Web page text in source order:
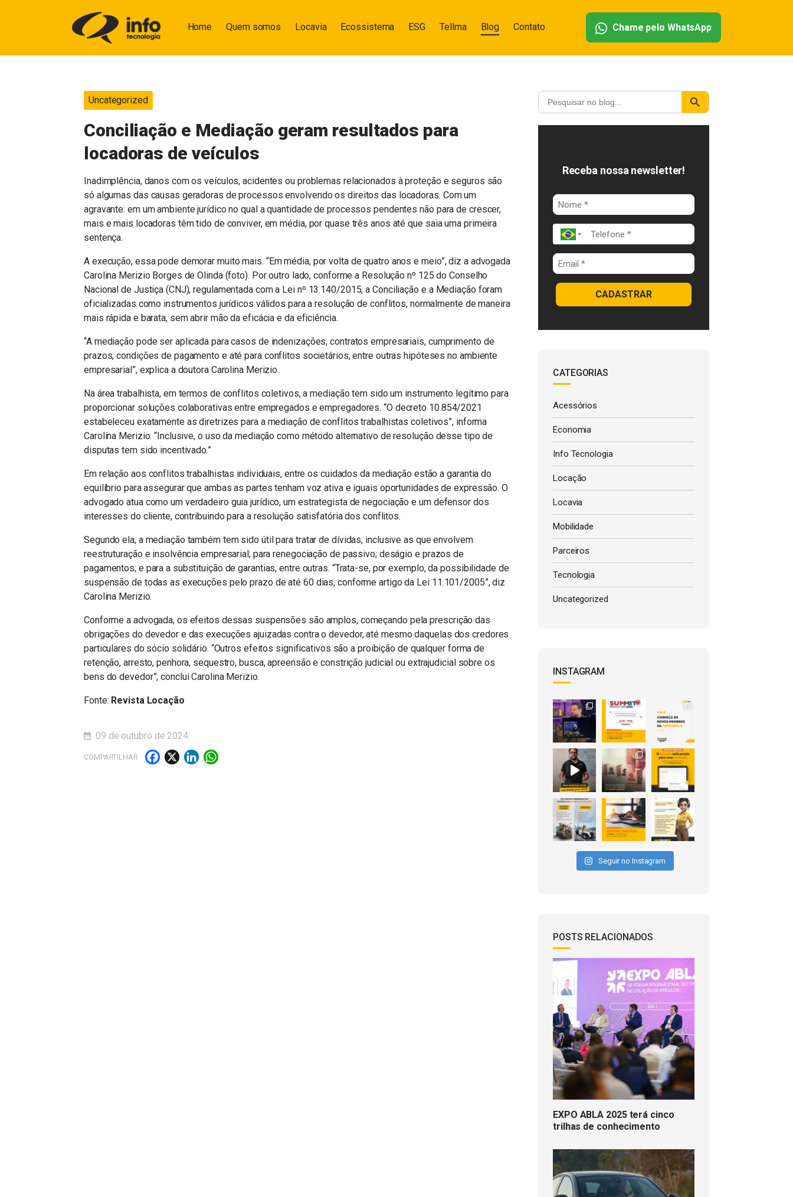
Home Quem somos Locavia Ecossistema ESG Tellma Blog Contato Chame pelo WhatsApp
Uncategorized
Conciliação e Mediação geram resultados para
locadoras de veículos
Inadimplência, danos com os veículos, acidentes ou problemas relacionados à proteção e seguros são
só algumas das causas geradoras de processos envolvendo os direitos das locadoras. Com um
agravante: em um ambiente jurídico no qual a quantidade de processos pendentes não para de crescer,
mais e mais locadoras têm tido de conviver, em média, por quase três anos até que saia uma primeira
sentença.
A execução, essa pode demorar muito mais. “Em média, por volta de quatro anos e meio”, diz a advogada
Carolina Merizio Borges de Olinda (foto). Por outro lado, conforme a Resolução nº 125 do Conselho
Nacional de Justiça (CNJ), regulamentada com a Lei nº 13.140/2015, a Conciliação e a Mediação foram
oficializadas como instrumentos jurídicos válidos para a resolução de conflitos, normalmente de maneira
mais rápida e barata, sem abrir mão da eficácia e da eficiência.
“A mediação pode ser aplicada para casos de indenizações, contratos empresariais, cumprimento de
prazos, condições de pagamento e até para conflitos societários, entre outras hipóteses no ambiente
empresarial”, explica a doutora Carolina Merizio.
Na área trabalhista, em termos de conflitos coletivos, a mediação tem sido um instrumento legítimo para
proporcionar soluções colaborativas entre empregados e empregadores. “O decreto 10.854/2021
estabeleceu exatamente as diretrizes para a mediação de conflitos trabalhistas coletivos”, informa
Carolina Merizio. “Inclusive, o uso da mediação como método alternativo de resolução desse tipo de
disputas tem sido incentivado.”
Em relação aos conflitos trabalhistas individuais, entre os cuidados da mediação estão a garantia do
equilíbrio para assegurar que ambas as partes tenham voz ativa e iguais oportunidades de expressão. O
advogado atua como um verdadeiro guia jurídico, um estrategista de negociação e um defensor dos
interesses do cliente, contribuindo para a resolução satisfatória dos conflitos.
Segundo ela, a mediação também tem sido útil para tratar de dívidas, inclusive as que envolvem
reestruturação e insolvência empresarial; para renegociação de passivo; deságio e prazos de
pagamentos; e para a substituição de garantias, entre outras. “Trata-se, por exemplo, da possibilidade de
suspensão de todas as execuções pelo prazo de até 60 dias, conforme artigo da Lei 11.101/2005”, diz
Carolina Merizio.
Conforme a advogada, os efeitos dessas suspensões são amplos, começando pela prescrição das
obrigações do devedor e das execuções ajuizadas contra o devedor, até mesmo daquelas dos credores
particulares do sócio solidário. “Outros efeitos significativos são a proibição de qualquer forma de
retenção, arresto, penhora, sequestro, busca, apreensão e constrição judicial ou extrajudicial sobre os
bens do devedor”, conclui Carolina Merizio.
Fonte: Revista Locação
09 de outubro de 2024
COMPARTILHAR Facebook
X LinkedIn
WhatsApp
Receba nossa newsletter!
CADASTRAR
CATEGORIAS
Acessórios
Economia
Info Tecnologia
Locação
Locavia
Mobilidade
Parceiros
Tecnologia
Uncategorized
INSTAGRAM
Seguir no Instagram
POSTS RELACIONADOS
EXPO ABLA 2025 terá cinco
trilhas de conhecimento